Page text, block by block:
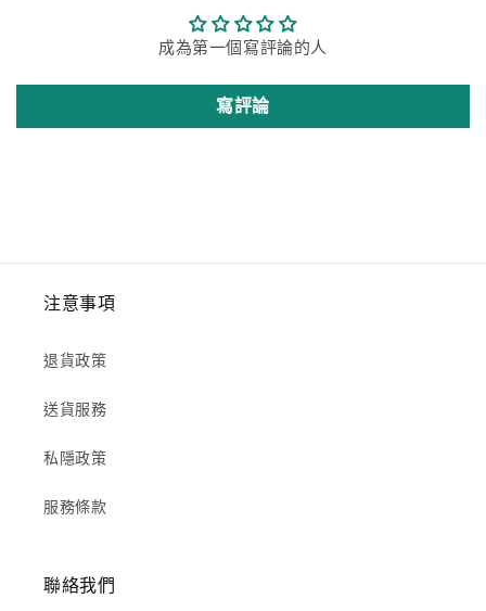
成為第一個寫評論的人
寫評論
注意事項
退貨政策
送貨服務
私隱政策
服務條款
聯絡我們